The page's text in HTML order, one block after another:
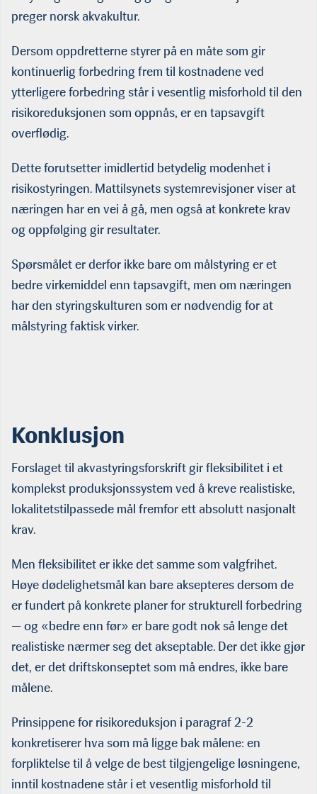
preger norsk akvakultur.
Dersom oppdretterne styrer på en måte som gir
kontinuerlig forbedring frem til kostnadene ved
ytterligere forbedring står i vesentlig misforhold til den
risikoreduksjonen som oppnås, er en tapsavgift
overflødig.
Dette forutsetter imidlertid betydelig modenhet i
risikostyringen. Mattilsynets systemrevisjoner viser at
næringen har en vei å gå, men også at konkrete krav
og oppfølging gir resultater.
Spørsmålet er derfor ikke bare om målstyring er et
bedre virkemiddel enn tapsavgift, men om næringen
har den styringskulturen som er nødvendig for at
målstyring faktisk virker.
Konklusjon
Forslaget til akvastyringsforskrift gir fleksibilitet i et
komplekst produksjonssystem ved å kreve realistiske,
lokalitetstilpassede mål fremfor ett absolutt nasjonalt
krav.
Men fleksibilitet er ikke det samme som valgfrihet.
Høye dødelighetsmål kan bare aksepteres dersom de
er fundert på konkrete planer for strukturell forbedring
— og «bedre enn før» er bare godt nok så lenge det
realistiske nærmer seg det akseptable. Der det ikke gjør
det, er det driftskonseptet som må endres, ikke bare
målene.
Prinsippene for risikoreduksjon i paragraf 2-2
konkretiserer hva som må ligge bak målene: en
forpliktelse til å velge de best tilgjengelige løsningene,
inntil kostnadene står i et vesentlig misforhold til